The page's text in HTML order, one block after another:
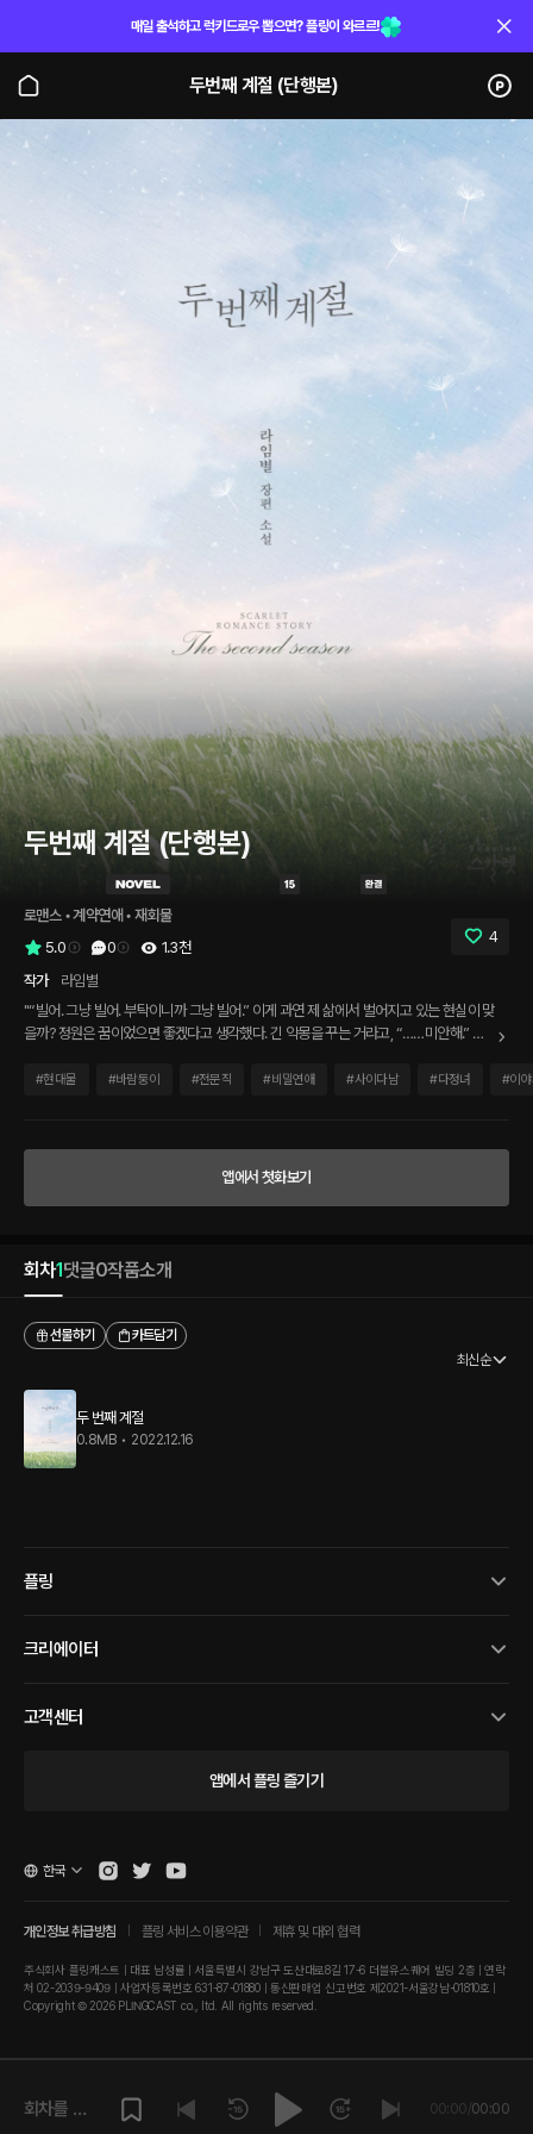
매일 출석하고 럭키드로우 뽑으면? 플링이 와르르!
두번째 계절 (단행본)
두번째 계절 (단행본)
로맨스 • 계약연애 • 재회물
5.0
0 1.3천
4
작가
라임별
"“빌어. 그냥 빌어. 부탁이니까 그냥 빌어.” 이게 과연 제 삶에서 벌어지고 있는 현실이 맞
을까? 정원은 꿈이었으면 좋겠다고 생각했다. 긴 악몽을 꾸는 거라고, “……미안해.” 하
던 만큼 지독한 상처를 안겨 준 첫 번째 계절을 보낸 뒤에 찾아온 묘한 설레임. “눈으로
진심이 담겨 있는 그런 사람이구나. 포근한 느낌에 편안한 기분이 들었다. 정원은 결론이
뭐가 되었든 간에 이 사람과 해 보고 싶었다. 이를테면 저의 두 번째 계절을. “이번 주말
#현대물 #바람둥이 #전문직 #비밀연애 #사이다남 #다정녀 #이
앱에서 첫화보기
회차1댓글0작품소개
선물하기
카트담기
최신순
두 번째 계절
0.8MB • 2022.12.16
플링
크리에이터
고객센터
앱에서 플링 즐기기
개인정보 취급방침 플링 서비스 이용약관 제휴 및 대외 협력
주식회사 플링캐스트 | 대표 남성률 | 서울특별시 강남구 도산대로8길 17-6 더블유스퀘어 빌딩 2층 | 연락
처 02-2039-9409 | 사업자등록번호 631-87-01880 | 통신판매업 신고번호 제2021-서울강남-01810호 |
Copyright © 2026 PLINGCAST co., ltd. All rights reserved.
한국
회차를 재
00:00/00:00